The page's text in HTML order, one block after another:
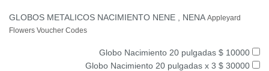
GLOBOS METALICOS NACIMIENTO NENE , NENA Appleyard
Flowers Voucher Codes
Globo Nacimiento 20 pulgadas $ 10000
Globo Nacimiento 20 pulgadas x 3 $ 30000